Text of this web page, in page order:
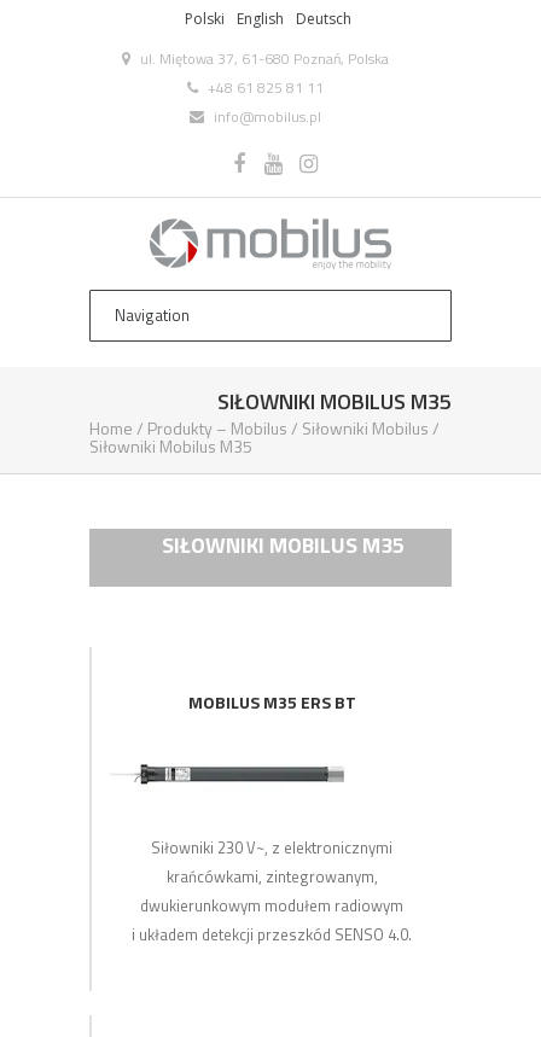
Polski English Deutsch
ul. Miętowa 37, 61-680 Poznań, Polska
+48 61 825 81 11
info@mobilus.pl
SIŁOWNIKI MOBILUS M35
Home/ Produkty – Mobilus/ Siłowniki Mobilus/
Siłowniki Mobilus M35
SIŁOWNIKI MOBILUS M35
MOBILUS M35 ERS BT
Siłowniki 230 V~, z elektronicznymi
krańcówkami, zintegrowanym,
dwukierunkowym modułem radiowym
i układem detekcji przeszkód SENSO 4.0.